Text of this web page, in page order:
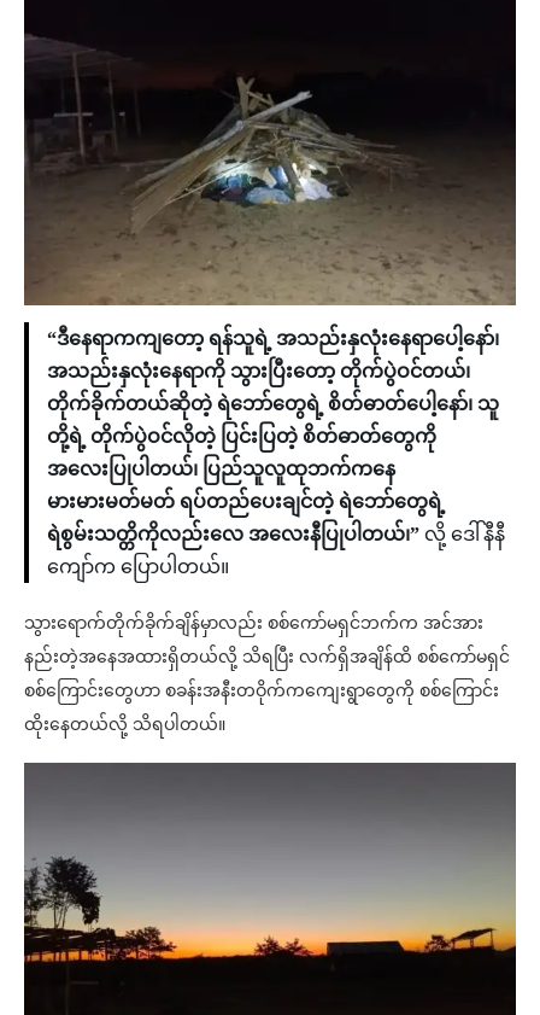
“ဒီနေရာကကျတော့ ရန်သူရဲ့ အသည်းနှလုံးနေရာပေါ့နော်၊
အသည်းနှလုံးနေရာကို သွားပြီးတော့ တိုက်ပွဲဝင်တယ်၊
တိုက်ခိုက်တယ်ဆိုတဲ့ ရဲဘော်တွေရဲ့ စိတ်ဓာတ်ပေါ့နော်၊ သူ
တို့ရဲ့ တိုက်ပွဲဝင်လိုတဲ့ ပြင်းပြတဲ့ စိတ်ဓာတ်တွေကို
အလေးပြုပါတယ်၊ ပြည်သူလူထုဘက်ကနေ
မားမားမတ်မတ် ရပ်တည်ပေးချင်တဲ့ ရဲဘော်တွေရဲ့
ရဲစွမ်းသတ္တိကိုလည်းလေ အလေးနီပြုပါတယ်၊” လို့ ဒေါ်နီနီ
ကျော်က ပြောပါတယ်။
သွားရောက်တိုက်ခိုက်ချိန်မှာလည်း စစ်ကော်မရှင်ဘက်က အင်အား
နည်းတဲ့အနေအထားရှိတယ်လို့ သိရပြီး လက်ရှိအချိန်ထိ စစ်ကော်မရှင်
စစ်ကြောင်းတွေဟာ စခန်းအနီးတဝိုက်ကကျေးရွာတွေကို စစ်ကြောင်း
ထိုးနေတယ်လို့ သိရပါတယ်။